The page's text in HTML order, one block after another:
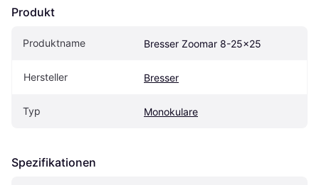
Produkt
Produktname Bresser Zoomar 8-25x25
Hersteller Bresser
Typ Monokulare
Spezifikationen